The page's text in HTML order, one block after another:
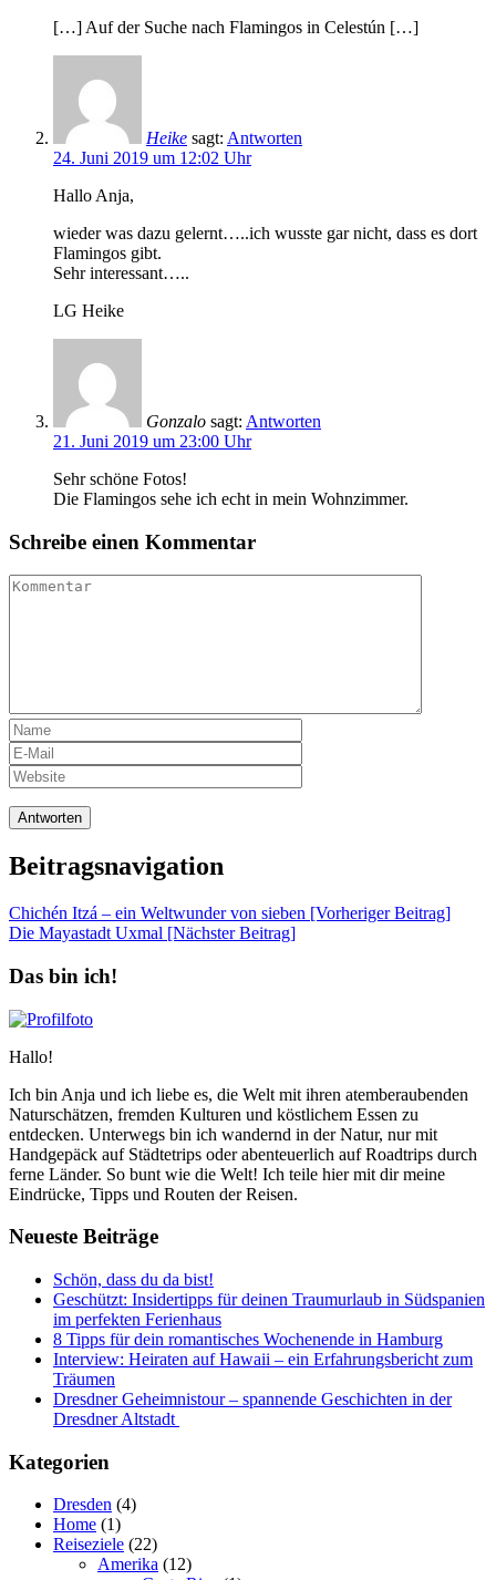
[…] Auf der Suche nach Flamingos in Celestún […]
Heike sagt: Antworten
24. Juni 2019 um 12:02 Uhr
Hallo Anja,
wieder was dazu gelernt…..ich wusste gar nicht, dass es dort
Flamingos gibt.
Sehr interessant…..
LG Heike
Gonzalo sagt: Antworten
21. Juni 2019 um 23:00 Uhr
Sehr schöne Fotos!
Die Flamingos sehe ich echt in mein Wohnzimmer.
Schreibe einen Kommentar
Beitragsnavigation
Chichén Itzá – ein Weltwunder von sieben [Vorheriger Beitrag]
Die Mayastadt Uxmal [Nächster Beitrag]
Das bin ich!
Hallo!
Ich bin Anja und ich liebe es, die Welt mit ihren atemberaubenden
Naturschätzen, fremden Kulturen und köstlichem Essen zu
entdecken. Unterwegs bin ich wandernd in der Natur, nur mit
Handgepäck auf Städtetrips oder abenteuerlich auf Roadtrips durch
ferne Länder. So bunt wie die Welt! Ich teile hier mit dir meine
Eindrücke, Tipps und Routen der Reisen.
Neueste Beiträge
Schön, dass du da bist!
Geschützt: Insidertipps für deinen Traumurlaub in Südspanien
im perfekten Ferienhaus
8 Tipps für dein romantisches Wochenende in Hamburg
Interview: Heiraten auf Hawaii – ein Erfahrungsbericht zum
Träumen
Dresdner Geheimnistour – spannende Geschichten in der
Dresdner Altstadt
Kategorien
Dresden (4)
Home (1)
Reiseziele (22)
Amerika (12)